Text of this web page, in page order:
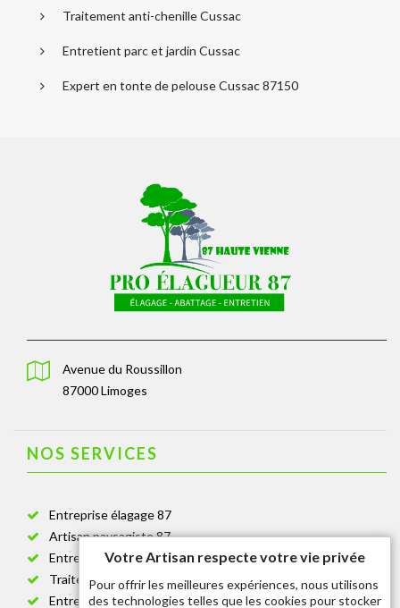
Traitement anti-chenille Cussac
Entretient parc et jardin Cussac
Expert en tonte de pelouse Cussac 87150
Avenue du Roussillon
87000 Limoges
NOS SERVICES
Entreprise élagage 87
Artisan paysagiste 87
Entreprise de jardinage 87
Traitement anti-chenille 87
Entreprise abattage arbre 87
Votre Artisan respecte votre vie privée
Pour offrir les meilleures expériences, nous utilisons
des technologies telles que les cookies pour stocker